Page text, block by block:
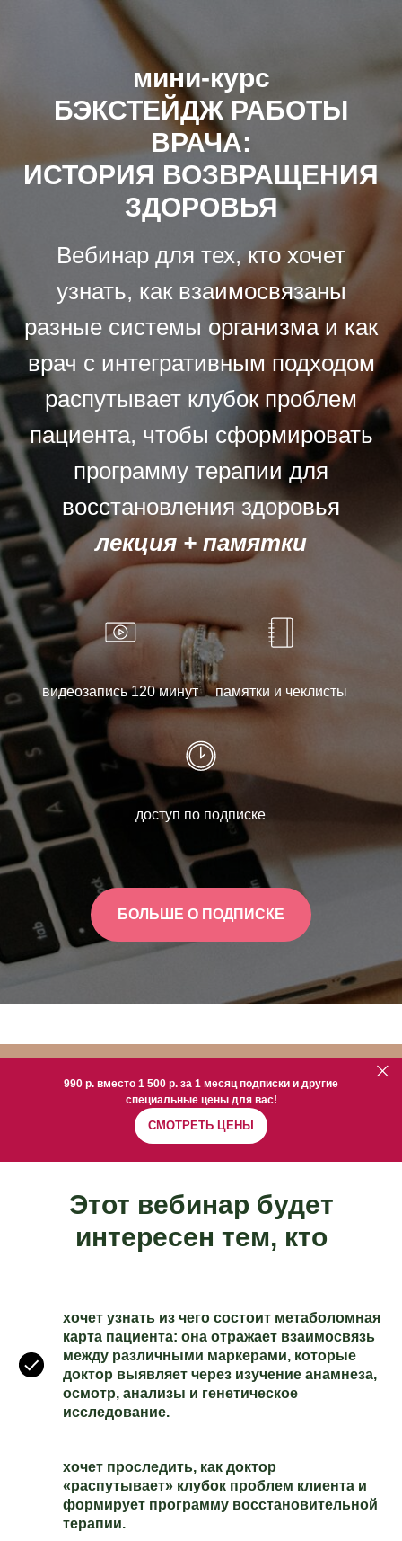
мини-курс
БЭКСТЕЙДЖ РАБОТЫ
ВРАЧА:
ИСТОРИЯ ВОЗВРАЩЕНИЯ
ЗДОРОВЬЯ
Вебинар для тех, кто хочет
узнать, как взаимосвязаны
разные системы организма и как
врач с интегративным подходом
распутывает клубок проблем
пациента, чтобы сформировать
программу терапии для
восстановления здоровья
лекция + памятки
видеозапись 120 минут памятки и чеклисты
доступ по подписке
БОЛЬШЕ О ПОДПИСКЕ
990 р. вместо 1 500 р. за 1 месяц подписки и другие
специальные цены для вас!
СМОТРЕТЬ ЦЕНЫ
Этот вебинар будет
интересен тем, кто
хочет узнать из чего состоит метаболомная
карта пациента: она отражает взаимосвязь
между различными маркерами, которые
доктор выявляет через изучение анамнеза,
осмотр, анализы и генетическое
исследование.
хочет проследить, как доктор
«распутывает» клубок проблем клиента и
формирует программу восстановительной
терапии.